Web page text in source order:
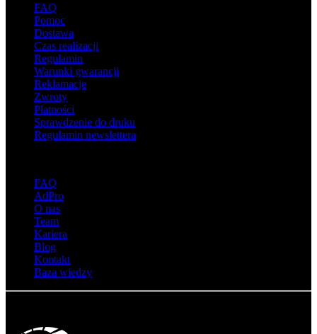
FAQ
Pomoc
Dostawa
Czas realizacji
Regulamin
Warunki gwarancji
Reklamacje
Zwroty
Płatności
Sprawdzenie do druku
Regulamin newslettera
FAQ
AdPro
O nas
Team
Kariera
Blog
Kontakt
Baza wiedzy